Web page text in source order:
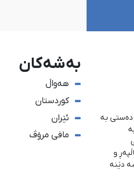
٩٠ی هەتاوییەوە دەستی بە
و
دێنە
بەشەکان
هەواڵ
کوردستان
ئێران
مافی مرۆڤ